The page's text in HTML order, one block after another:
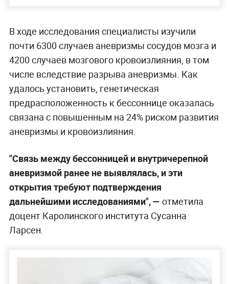
В ходе исследования специалисты изучили
почти 6300 случаев аневризмы сосудов мозга и
4200 случаев мозгового кровоизлияния, в том
числе вследствие разрыва аневризмы. Как
удалось установить, генетическая
предрасположенность к бессоннице оказалась
связана с повышенным на 24% риском развития
аневризмы и кровоизлияния.
"Связь между бессонницей и внутричерепной
аневризмой ранее не выявлялась, и эти
открытия требуют подтверждения
дальнейшими исследованиями", — отметила
доцент Каролинского института Сусанна
Ларсен.